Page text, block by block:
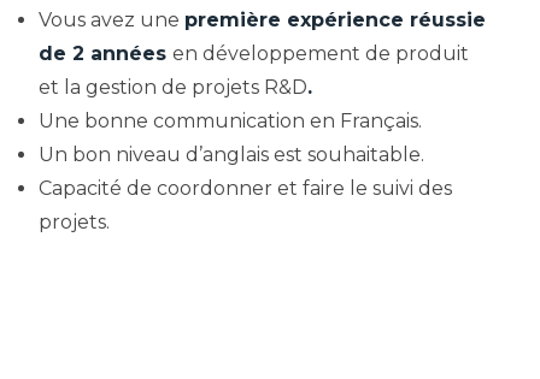
Vous avez une première expérience réussie
de 2 années en développement de produit
et la gestion de projets R&D.
Une bonne communication en Français.
Un bon niveau d’anglais est souhaitable.
Capacité de coordonner et faire le suivi des
projets.